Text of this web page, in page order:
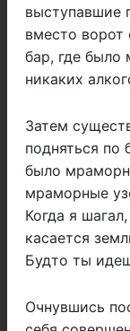
выступавшие
вместо ворот
бар, где было
никаких
Затем
подняться
было
мраморные
Когда я
касается
Будто ты
Очнувшись